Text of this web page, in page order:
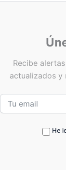
Recibe
actualizados y
He